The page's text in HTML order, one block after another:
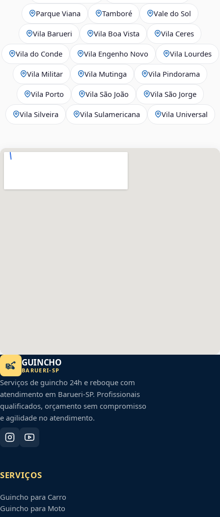
Parque Viana Tamboré Vale do Sol
Vila Barueri Vila Boa Vista Vila Ceres
Vila do Conde Vila Engenho Novo Vila Lourdes
Vila Militar Vila Mutinga Vila Pindorama
Vila Porto Vila São João Vila São Jorge
Vila Silveira Vila Sulamericana Vila Universal
GUINCHO
BARUERI-SP
Serviços de guincho 24h e reboque com
atendimento em Barueri-SP. Profissionais
qualificados, orçamento sem compromisso
e agilidade no atendimento.
SERVIÇOS
Guincho para Carro
Guincho para Moto